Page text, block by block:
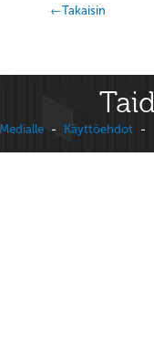
←Takaisin
Medialle - Käyttöehdot -